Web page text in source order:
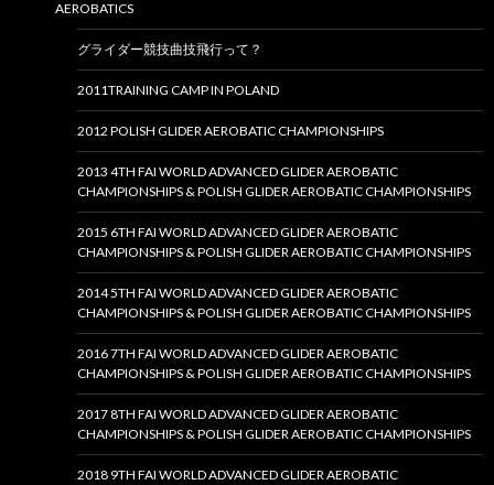
AEROBATICS
グライダー競技曲技飛行って？
2011TRAINING CAMP IN POLAND
2012 POLISH GLIDER AEROBATIC CHAMPIONSHIPS
2013 4TH FAI WORLD ADVANCED GLIDER AEROBATIC
CHAMPIONSHIPS & POLISH GLIDER AEROBATIC CHAMPIONSHIPS
2015 6TH FAI WORLD ADVANCED GLIDER AEROBATIC
CHAMPIONSHIPS & POLISH GLIDER AEROBATIC CHAMPIONSHIPS
2014 5TH FAI WORLD ADVANCED GLIDER AEROBATIC
CHAMPIONSHIPS & POLISH GLIDER AEROBATIC CHAMPIONSHIPS
2016 7TH FAI WORLD ADVANCED GLIDER AEROBATIC
CHAMPIONSHIPS & POLISH GLIDER AEROBATIC CHAMPIONSHIPS
2017 8TH FAI WORLD ADVANCED GLIDER AEROBATIC
CHAMPIONSHIPS & POLISH GLIDER AEROBATIC CHAMPIONSHIPS
2018 9TH FAI WORLD ADVANCED GLIDER AEROBATIC